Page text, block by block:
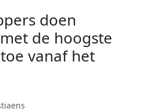
doen
de hoogste
vanaf het